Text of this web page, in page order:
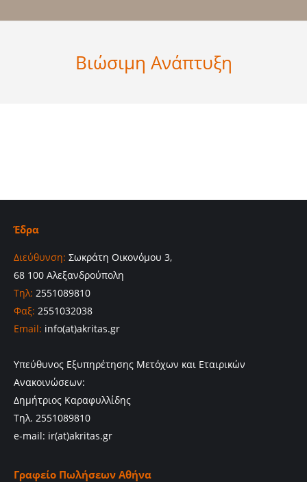
Βιώσιμη Ανάπτυξη
Έδρα
Διεύθυνση: Σωκράτη Οικονόμου 3,
68 100 Αλεξανδρούπολη
Τηλ: 2551089810
Φαξ: 2551032038
Email: info(at)akritas.gr
Υπεύθυνος Εξυπηρέτησης Μετόχων και Εταιρικών
Ανακοινώσεων:
Δημήτριος Καραφυλλίδης
Τηλ. 2551089810
e-mail: ir(at)akritas.gr
Γραφείο Πωλήσεων Αθήνα